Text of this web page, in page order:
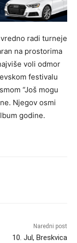
radi turneje
na prostorima
voli odmor
festivalu
“Još mogu
Njegov osmi
godine.
Naredni post
10. Jul, Breskvica